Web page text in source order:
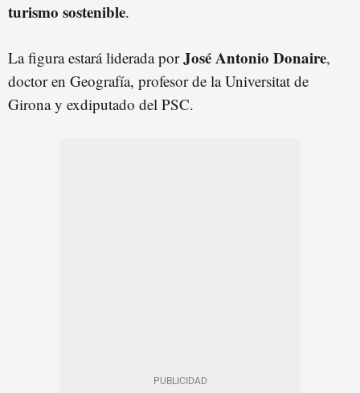
turismo sostenible.
La figura estará liderada porJosé Antonio Donaire,
doctor en Geografía, profesor de la Universitat de
Girona y exdiputado del PSC.